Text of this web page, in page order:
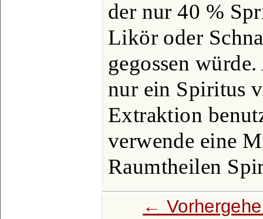
der nur 40 %
Likör oder
gegossen
nur ein Spiritus
Extraktion
verwende eine
Raumtheilen
←